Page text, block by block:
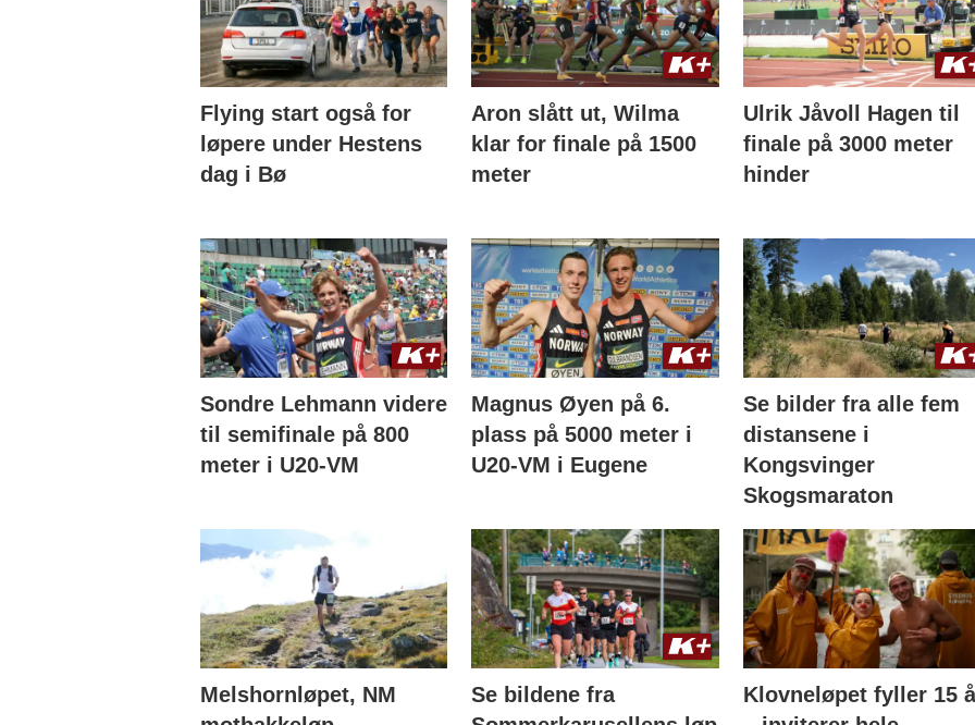
Flying start også for
løpere under Hestens
dag i Bø
Aron slått ut, Wilma
klar for finale på 1500
meter
Ulrik Jåvoll Hagen til
finale på 3000 meter
hinder
Sondre Lehmann videre
til semifinale på 800
meter i U20-VM
Magnus Øyen på 6.
plass på 5000 meter i
U20-VM i Eugene
Se bilder fra alle fem
distansene i
Kongsvinger
Skogsmaraton
Melshornløpet, NM
Se bildene fra
Klovneløpet fyller 15